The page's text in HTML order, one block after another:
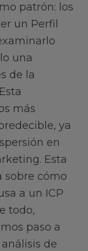
patrón: los
un Perfil
una
de la
más
ya
en
Esta
sobre cómo
a un ICP
todo,
paso a
de